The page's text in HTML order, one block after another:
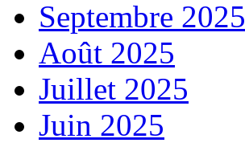
Septembre 2025
Août 2025
Juillet 2025
Juin 2025